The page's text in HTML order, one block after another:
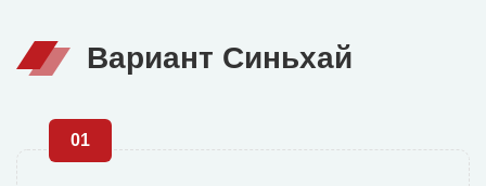
Вариант Синьхай
01